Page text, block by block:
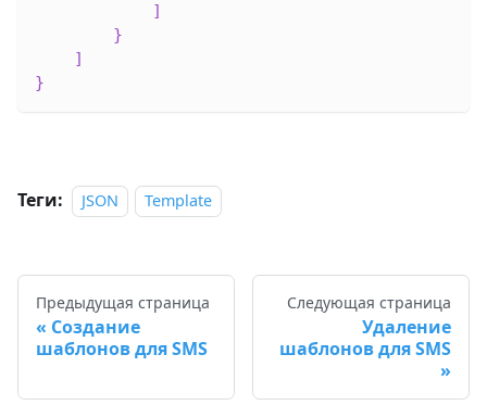
]
}
]
}
Теги: JSON Template
Предыдущая страница
Создание
шаблонов для SMS
Следующая страница
Удаление
шаблонов для SMS